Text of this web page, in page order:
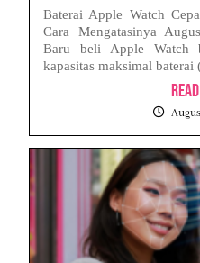
Baterai Apple Watch
Cara Mengatasinya
Baru beli Apple Watch
kapasitas maksimal